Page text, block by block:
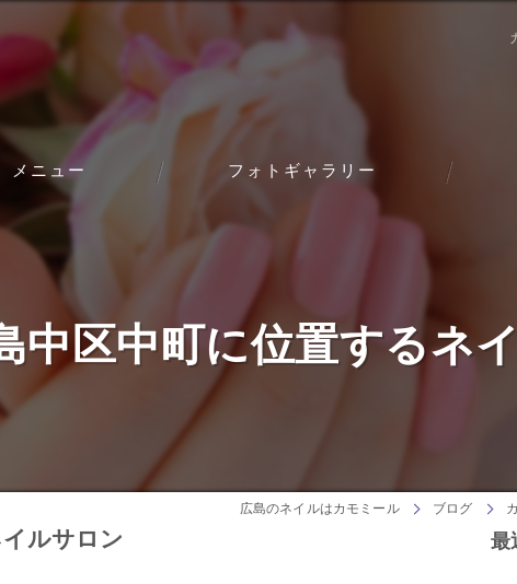
メニュー
ダル
フォトギャラリー
中区中町に位置するネ
広島のネイルはカモミール ブログ
ルサロン 最